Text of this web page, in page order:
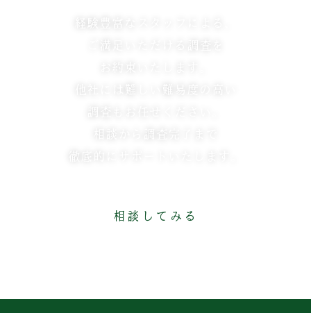
経験豊富なスタッフによる、
ご満足いただける調査を
他社には難しい難易度の高い
調査もお任せください。
相談から調査完了まで
徹底的にサポートいたします。
相談してみる